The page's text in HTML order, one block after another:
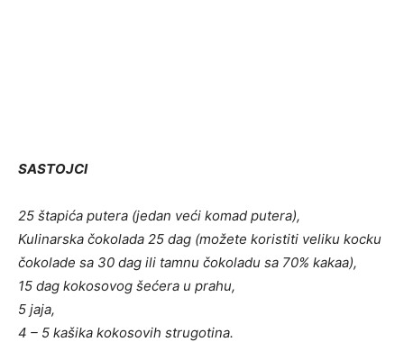
SASTOJCI
25 štapića putera (jedan veći komad putera),
Kulinarska čokolada 25 dag (možete koristiti veliku kocku
čokolade sa 30 dag ili tamnu čokoladu sa 70% kakaa),
15 dag kokosovog šećera u prahu,
5 jaja,
4 – 5 kašika kokosovih strugotina.